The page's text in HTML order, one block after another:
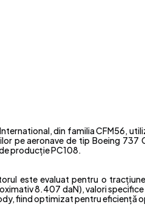
din familia CFM56,
pe aeronave de tip Boeing
producție PC108.
este evaluat pentru o
8.407 daN), valori
fiind optimizat pentru eficiență